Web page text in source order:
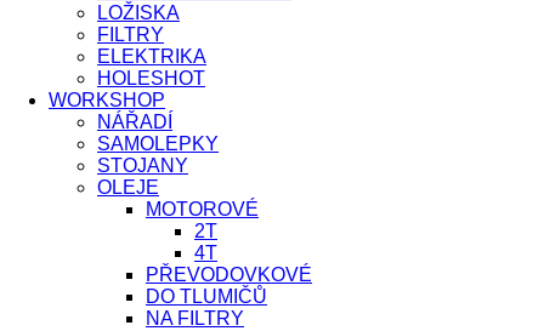
LOŽISKA
FILTRY
ELEKTRIKA
HOLESHOT
WORKSHOP
NÁŘADÍ
SAMOLEPKY
STOJANY
OLEJE
MOTOROVÉ
2T
4T
PŘEVODOVKOVÉ
DO TLUMIČŮ
NA FILTRY